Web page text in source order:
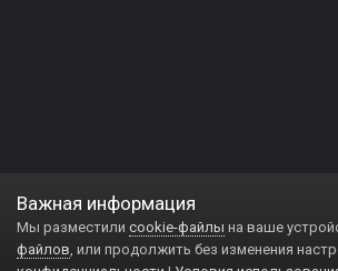
Важная информация
Мы разместили cookie-файлы на ваше
файлов, или продолжить без изменения